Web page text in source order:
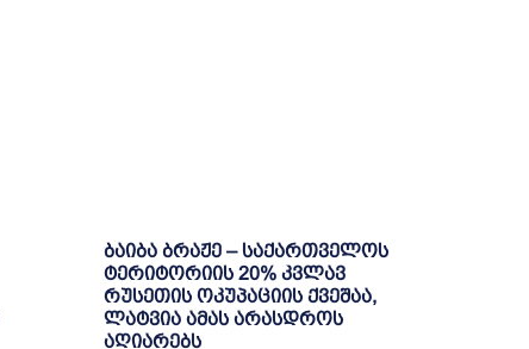
ბაიბა ბრაჟე – საქართველოს
ტერიტორიის 20% კვლავ
რუსეთის ოკუპაციის ქვეშაა,
ლატვია ამას არასდროს
აღიარებს